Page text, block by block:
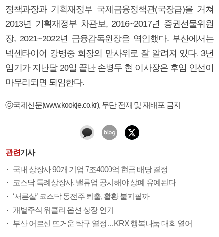
정책과장과 기획재정부 국제금융정책관(국장급)을 거쳐
2013년 기획재정부 차관보, 2016~2017년 증권선물위원
장, 2021~2022년 금융감독원장을 역임했다. 부산에서는
넥센타이어 강병중 회장의 맏사위로 잘 알려져 있다. 3년
임기가 지난달 20일 끝난 손병두 현 이사장은 후임 인선이
마무리되면 퇴임한다.
ⓒ국제신문(www.kookje.co.kr), 무단 전재 및 재배포 금지
관련기사
국내 상장사 90개 기업 7조4000억 현금 배당 결정
코스닥 특례상장사, 밸류업 공시해야 상폐 유예된다
‘서른살’ 코스닥 동전주 퇴출, 활황 불지필까
개별주식 위클리 옵션 상장 연기
부산 어르신 뜨거운 탁구 열정…KRX 행복나눔 대회 열어